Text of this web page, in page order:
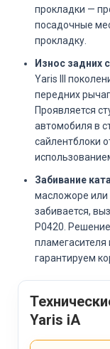
прокладки —
посадочные
прокладку.
Износ задних
Yaris III
передних
Проявляется
автомобиля в
сайлентблоки
Забивание
масложоре или
забивается,
P0420.
гарантируем
Yaris iA